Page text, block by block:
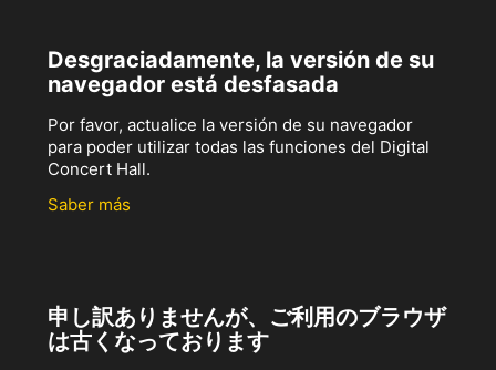
Desgraciadamente, la versión de su
navegador está desfasada
Por favor, actualice la versión de su navegador
para poder utilizar todas las funciones del Digital
Concert Hall.
Saber más
申し訳ありませんが、ご利用のブラウザ
は古くなっております